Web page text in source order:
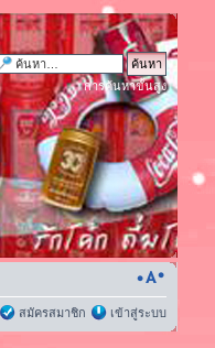
การค้นหาขั้นสูง
สมัครสมาชิก เข้าสู่ระบบ